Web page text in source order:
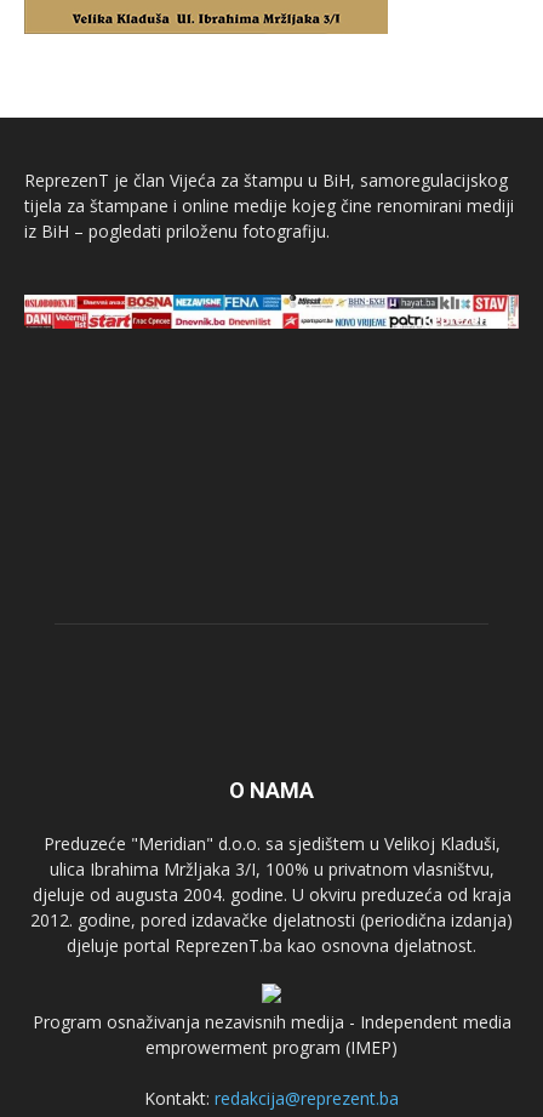
ReprezenT je član Vijeća za štampu u BiH, samoregulacijskog
tijela za štampane i online medije kojeg čine renomirani mediji
iz BiH – pogledati priloženu fotografiju.
O NAMA
Preduzeće "Meridian" d.o.o. sa sjedištem u Velikoj Kladuši,
ulica Ibrahima Mržljaka 3/I, 100% u privatnom vlasništvu,
djeluje od augusta 2004. godine. U okviru preduzeća od kraja
2012. godine, pored izdavačke djelatnosti (periodična izdanja)
djeluje portal ReprezenT.ba kao osnovna djelatnost.
Program osnaživanja nezavisnih medija - Independent media
emprowerment program (IMEP)
Kontakt: redakcija@reprezent.ba